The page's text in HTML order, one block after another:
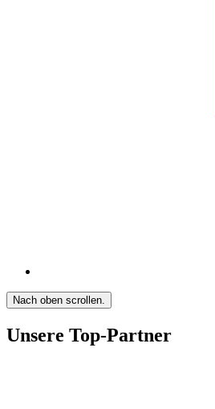
Nach oben scrollen.
Unsere Top-Partner